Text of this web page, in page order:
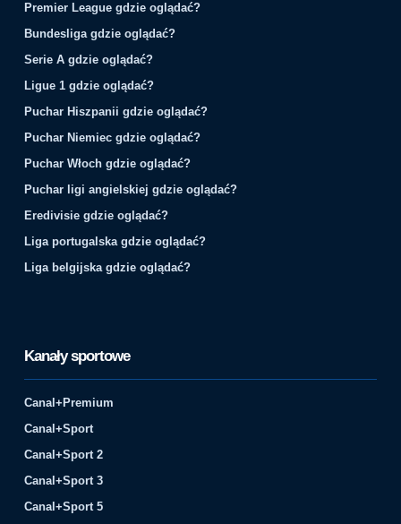
Premier League gdzie oglądać?
Bundesliga gdzie oglądać?
Serie A gdzie oglądać?
Ligue 1 gdzie oglądać?
Puchar Hiszpanii gdzie oglądać?
Puchar Niemiec gdzie oglądać?
Puchar Włoch gdzie oglądać?
Puchar ligi angielskiej gdzie oglądać?
Eredivisie gdzie oglądać?
Liga portugalska gdzie oglądać?
Liga belgijska gdzie oglądać?
Kanały sportowe
Canal+Premium
Canal+Sport
Canal+Sport 2
Canal+Sport 3
Canal+Sport 5